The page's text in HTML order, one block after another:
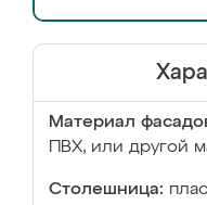
Материал
ПВХ, или другой
Столешница: